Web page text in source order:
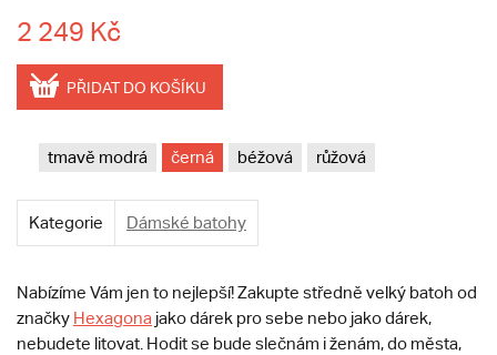
2 249 Kč
PŘIDAT DO KOŠÍKU
tmavě modrá černá béžová růžová
Kategorie Dámské batohy
Nabízíme Vám jen to nejlepší! Zakupte středně velký batoh od
značky Hexagona jako dárek pro sebe nebo jako dárek,
nebudete litovat. Hodit se bude slečnám i ženám, do města,